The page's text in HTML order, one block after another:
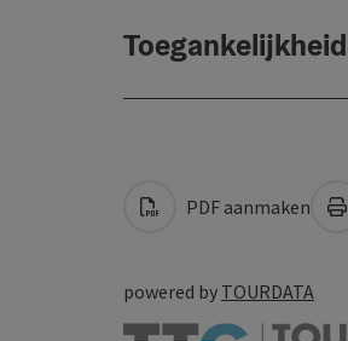
Toegankelijkheid
PDF aanmaken
powered by TOURDATA